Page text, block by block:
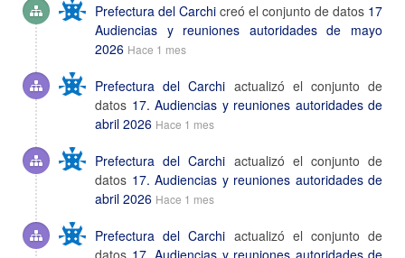
Prefectura del Carchi creó el conjunto de datos 17
Audiencias y reuniones autoridades de mayo
2026 Hace 1 mes
Prefectura del Carchi actualizó el conjunto de
datos 17. Audiencias y reuniones autoridades de
abril 2026 Hace 1 mes
Prefectura del Carchi actualizó el conjunto de
datos 17. Audiencias y reuniones autoridades de
abril 2026 Hace 1 mes
Prefectura del Carchi actualizó el conjunto de
datos 17. Audiencias y reuniones autoridades de